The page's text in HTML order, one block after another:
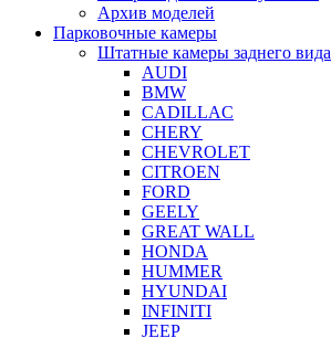
Архив моделей
Парковочные камеры
Штатные камеры заднего вида
AUDI
BMW
CADILLAC
CHERY
CHEVROLET
CITROEN
FORD
GEELY
GREAT WALL
HONDA
HUMMER
HYUNDAI
INFINITI
JEEP